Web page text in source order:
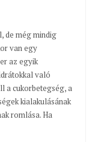
de még mindig
van egy
az egyik
való
a cukorbetegség, a
kialakulásának
romlása. Ha